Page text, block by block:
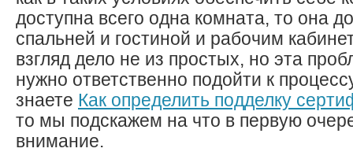
доступна всего одна комната, то она
спальней и гостиной и рабочим
взгляд дело не из простых, но эта
нужно ответственно подойти к
знаете Как определить подделку
то мы подскажем на что в первую
внимание.